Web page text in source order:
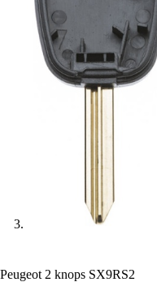
Peugeot 2 knops SX9RS2